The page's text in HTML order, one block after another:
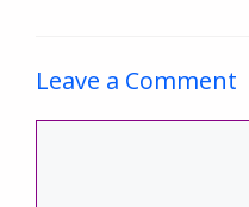
Leave a Comment